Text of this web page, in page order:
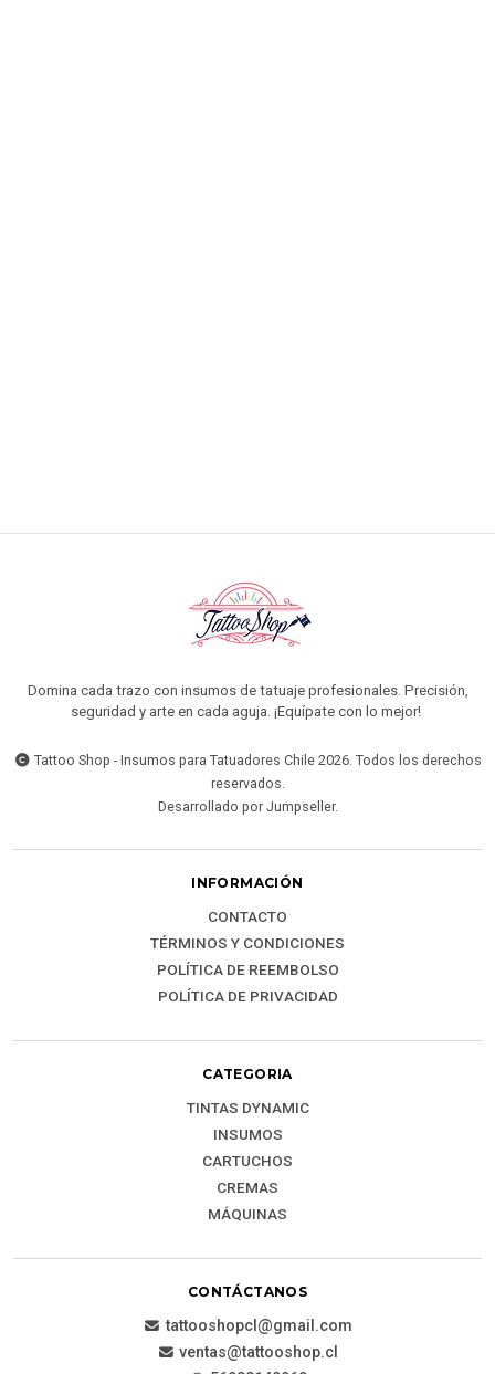
Domina cada trazo con insumos de tatuaje profesionales. Precisión,
seguridad y arte en cada aguja. ¡Equípate con lo mejor!
Tattoo Shop - Insumos para Tatuadores Chile 2026. Todos los derechos
reservados.
Desarrollado por Jumpseller.
INFORMACIÓN
CONTACTO
TÉRMINOS Y CONDICIONES
POLÍTICA DE REEMBOLSO
POLÍTICA DE PRIVACIDAD
CATEGORIA
TINTAS DYNAMIC
INSUMOS
CARTUCHOS
CREMAS
MÁQUINAS
CONTÁCTANOS
tattooshopcl@gmail.com
ventas@tattooshop.cl